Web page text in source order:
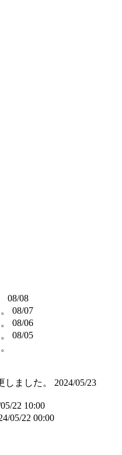
08/08
08/07
08/06
08/05
ました。
2024/05/23
22 10:00
05/22 00:00